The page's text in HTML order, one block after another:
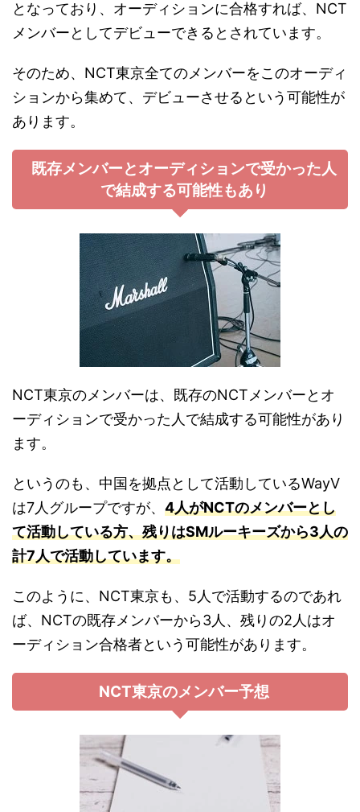
となっており、オーディションに合格すれば、NCT
メンバーとしてデビューできるとされています。
そのため、NCT東京全てのメンバーをこのオーディ
ションから集めて、デビューさせるという可能性が
あります。
既存メンバーとオーディションで受かった人
で結成する可能性もあり
NCT東京のメンバーは、既存のNCTメンバーとオ
ーディションで受かった人で結成する可能性があり
ます。
というのも、中国を拠点として活動しているWayV
は7人グループですが、 4人がNCTのメンバーとし
て活動している方、残りはSMルーキーズから3人の
計7人で活動しています。
このように、NCT東京も、5人で活動するのであれ
ば、NCTの既存メンバーから3人、残りの2人はオ
ーディション合格者という可能性があります。
NCT東京のメンバー予想